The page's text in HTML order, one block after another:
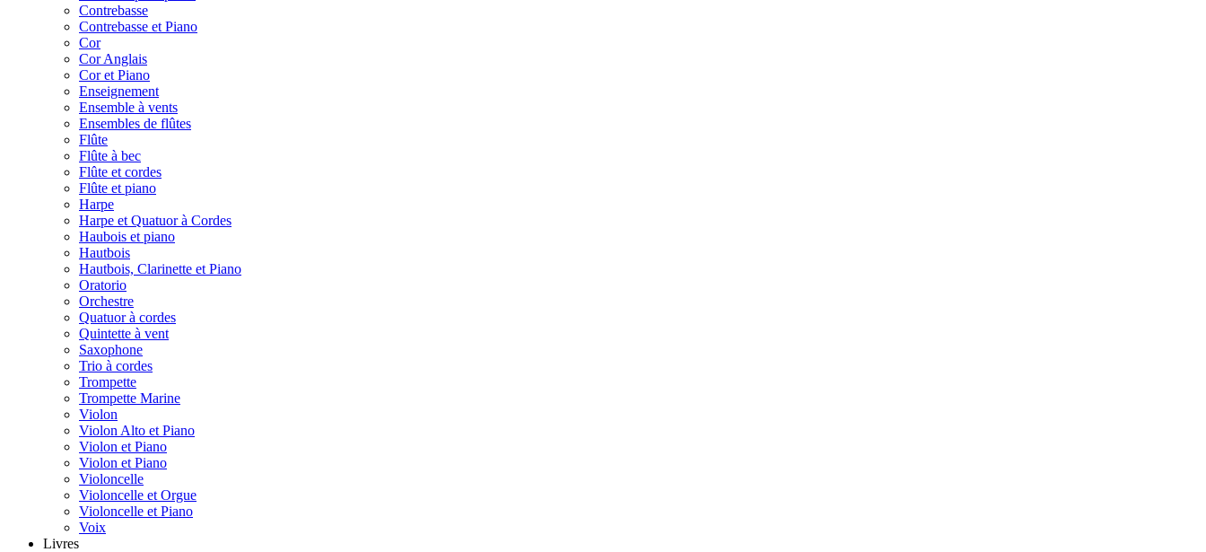
Contrebasse
Contrebasse et Piano
Cor
Cor Anglais
Cor et Piano
Enseignement
Ensemble à vents
Ensembles de flûtes
Flûte
Flûte à bec
Flûte et cordes
Flûte et piano
Harpe
Harpe et Quatuor à Cordes
Haubois et piano
Hautbois
Hautbois, Clarinette et Piano
Oratorio
Orchestre
Quatuor à cordes
Quintette à vent
Saxophone
Trio à cordes
Trompette
Trompette Marine
Violon
Violon Alto et Piano
Violon et Piano
Violon et Piano
Violoncelle
Violoncelle et Orgue
Violoncelle et Piano
Voix
Livres